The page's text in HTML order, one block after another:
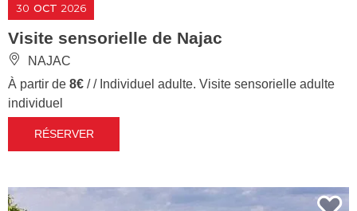
30 OCT 2026
Visite sensorielle de Najac
NAJAC
À partir de 8€ / / Individuel adulte. Visite sensorielle adulte
individuel
RÉSERVER